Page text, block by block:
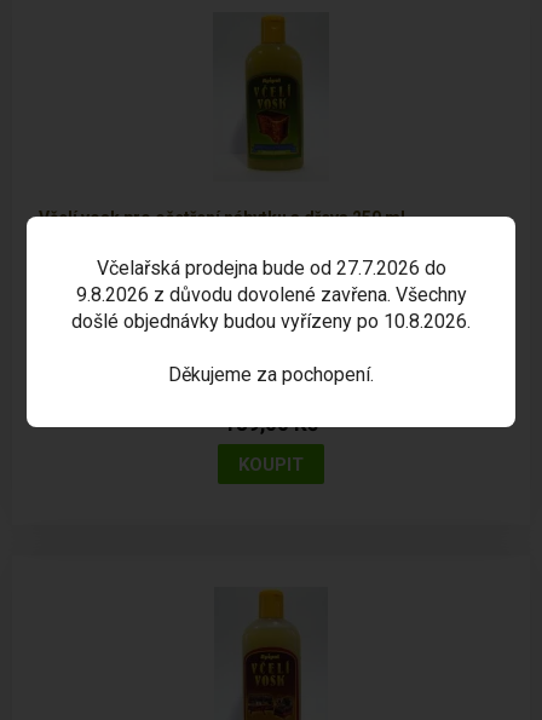
Včelí vosk pro ošetření nábytku a dřeva 250 ml
Obsah - 250 ml.
189,00 Kč
Včelařská prodejna bude od 27.7.2026 do
9.8.2026 z důvodu dovolené zavřena. Všechny
došlé objednávky budou vyřízeny po 10.8.2026.
Děkujeme za pochopení.